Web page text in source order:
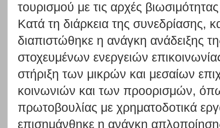
τουρισμού με τις αρχές
Κατά τη διάρκεια της συνεδρίασης,
διαπιστώθηκε η ανάγκη ανάδειξης
στοχευμένων ενεργειών
στήριξη των μικρών και μεσαίων
κοινωνιών και των προορισμών,
πρωτοβουλίας με χρηματοδοτικά
επισημάνθηκε η ανάγκη